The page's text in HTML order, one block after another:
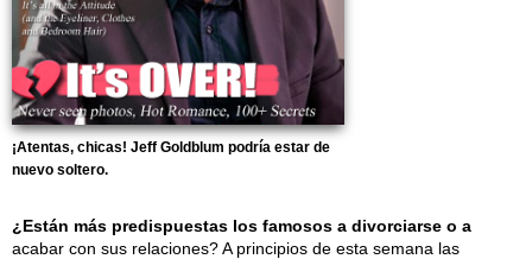
¡Atentas, chicas! Jeff Goldblum podría estar de
nuevo soltero.
¿Están más predispuestas los famosos a divorciarse o a
acabar con sus relaciones? A principios de esta semana las